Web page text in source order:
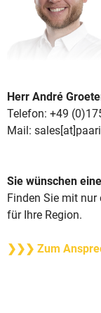
Herr André
Telefon: +49
Mail:
Sie wünschen
Finden Sie mit
für Ihre Region.
❯❯❯ Zum